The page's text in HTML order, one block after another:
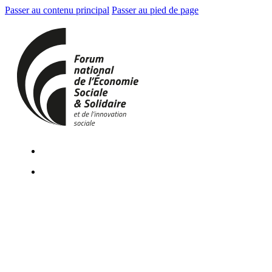
Passer au contenu principal Passer au pied de page